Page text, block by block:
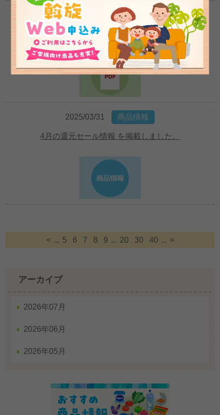
2025/04/09 斡旋情報
5月の斡旋商品情報 を掲載しました。
2025/03/31 商品情報
4月の還元セール情報 を掲載しました。
< ... 5 6 7 8 9 ... 20 30 40 ... >
アーカイブ
2026年07月
2026年06月
2026年05月